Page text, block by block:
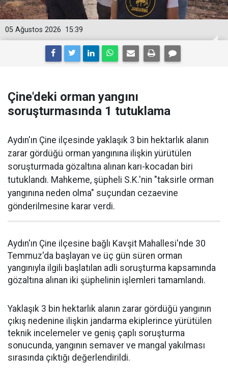
15:39
05 Ağustos 2026
Çine'deki orman yangını
soruşturmasında 1 tutuklama
Aydın'ın Çine ilçesinde yaklaşık 3 bin hektarlık alanın
zarar gördüğü orman yangınına ilişkin yürütülen
soruşturmada gözaltına alınan karı-kocadan biri
tutuklandı. Mahkeme, şüpheli S.K.'nin "taksirle orman
yangınına neden olma" suçundan cezaevine
gönderilmesine karar verdi.
Aydın'ın Çine ilçesine bağlı Kavşit Mahallesi'nde 30
Temmuz'da başlayan ve üç gün süren orman
yangınıyla ilgili başlatılan adli soruşturma kapsamında
gözaltına alınan iki şüphelinin işlemleri tamamlandı.
Yaklaşık 3 bin hektarlık alanın zarar gördüğü yangının
çıkış nedenine ilişkin jandarma ekiplerince yürütülen
teknik incelemeler ve geniş çaplı soruşturma
sonucunda, yangının semaver ve mangal yakılması
sırasında çıktığı değerlendirildi.